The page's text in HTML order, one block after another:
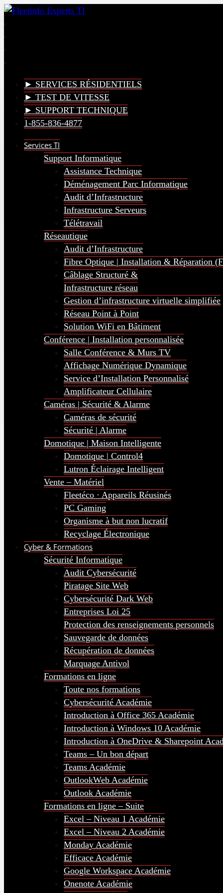
► SERVICES RÉSIDENTIELS
► TEST DE VITESSE
► SUPPORT TECHNIQUE
1-855-836-4877
Services TI
Support Informatique
Assistance Technique
Déménagement Parc Informatique
Audit d’Infrastructure
Infrastructure Serveurs
Télétravail
Réseautique
Audit d’Infrastructure
Fibre Optique | Installation & Réparation
Câblage Structuré &
Infrastructure réseau
Gestion d’infrastructure virtuelle simplifiée
Réseau Point à Point
Solution WiFi en Bâtiment
Conférence | Installation personnalisée
Salle Conférence & Murs TV
Affichage Numérique Dynamique
Service d’Installation Personnalisé
Amplificateur Cellulaire
Caméras | Sécurité & Alarme
Caméras de sécurité
Sécurité | Alarme
Domotique | Maison Intelligente
Domotique | Control4
Lutron Éclairage Intelligent
Vente – Matériel
Fleetéco · Appareils Réusinés
PC Gaming
Organisme à but non lucratif
Recyclage Électronique
Cyber & Formations
Sécurité Informatique
Audit Cybersécurité
Piratage Site Web
Cybersécurité Dark Web
Entreprises Loi 25
Protection des renseignements personnels
Sauvegarde de données
Récupération de données
Marquage Antivol
Formations en ligne
Toute nos formations
Cybersécurité Académie
Introduction à Office 365 Académie
Introduction à Windows 10 Académie
Introduction à OneDrive & Sharepoint
Teams – Un bon départ
Teams Académie
OutlookWeb Académie
Outlook Académie
Formations en ligne – Suite
Excel – Niveau 1 Académie
Excel – Niveau 2 Académie
Monday Académie
Efficace Académie
Google Workspace Académie
Onenote Académie